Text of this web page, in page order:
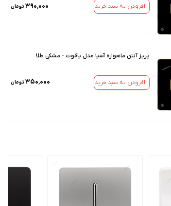
افزودن به سبد خرید ۳۹۰٬۰۰۰ تومان
پریز آنتن ماهواره آسیا مدل یاقوت - مشکی طلا
افزودن به سبد خرید ۳۵۰٬۰۰۰ تومان